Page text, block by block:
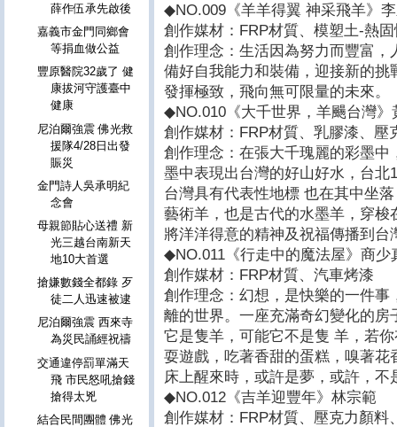
◆NO.009《羊羊得翼 神采飛羊》
創作媒材：FRP材質、模塑土-熱
創作理念：生活因為努力而豐富
備好自我能力和裝備，迎接新的
發揮極致，飛向無可限量的未來。
◆NO.010《大千世界，羊颺台灣》
創作媒材：FRP材質、乳膠漆、壓
創作理念：在張大千瑰麗的彩墨
墨中表現出台灣的好山好水，台
台灣具有代表性地標 也在其中坐
藝術羊，也是古代的水墨羊，穿
將洋洋得意的精神及祝福傳播到台
◆NO.011《行走中的魔法屋》商少
創作媒材：FRP材質、汽車烤漆
創作理念：幻想，是快樂的一件
離的世界。一座充滿奇幻變化的
它是隻羊，可能它不是隻 羊，若
耍遊戲，吃著香甜的蛋糕，嗅著
床上醒來時，或許是夢，或許，
◆NO.012《吉羊迎豐年》林宗範
創作媒材：FRP材質、壓克力顏料
薛作伍承先啟後
嘉義市金門同鄉會
等捐血做公益
豐原醫院32歲了 健
康拔河守護臺中
健康
尼泊爾強震 佛光救
援隊4/28日出發
賑災
金門詩人吳承明紀
念會
母親節貼心送禮 新
光三越台南新天
地10大首選
搶嫌數錢全都錄 歹
徒二人迅速被逮
尼泊爾強震 西來寺
為災民誦經祝禱
交通違停罰單滿天
飛 市民怒吼搶錢
搶得太兇
結合民間團體 佛光